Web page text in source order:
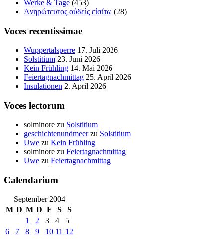
Werke & Tage (453)
Ἀνηρώτευτος οὐδεὶς εἰσίτω (28)
Voces recentissimae
Wuppertalsperre 17. Juli 2026
Solstitium 23. Juni 2026
Kein Frühling 14. Mai 2026
Feiertagnachmittag 25. April 2026
Insulationen 2. April 2026
Voces lectorum
solminore zu Solstitium
geschichtenundmeerzu Solstitium
Uwe zu Kein Frühling
solminore zu Feiertagnachmittag
Uwe zu Feiertagnachmittag
Calendarium
September 2004
M D M D F S
S
1
2 3 4
5
6
7 8 9 10 11 12